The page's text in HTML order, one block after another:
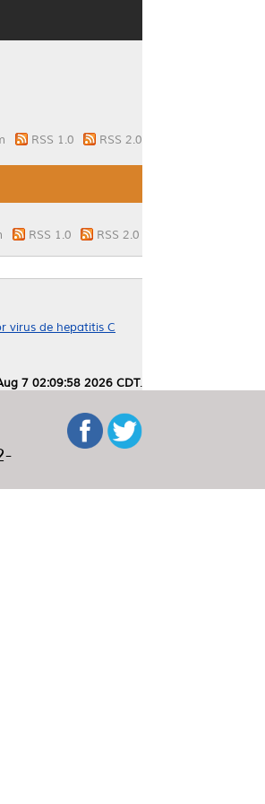
RSS 1.0 RSS 2.0
RSS 1.0 RSS 2.0
virus de hepatitis C
7 02:09:58 2026 CDT.